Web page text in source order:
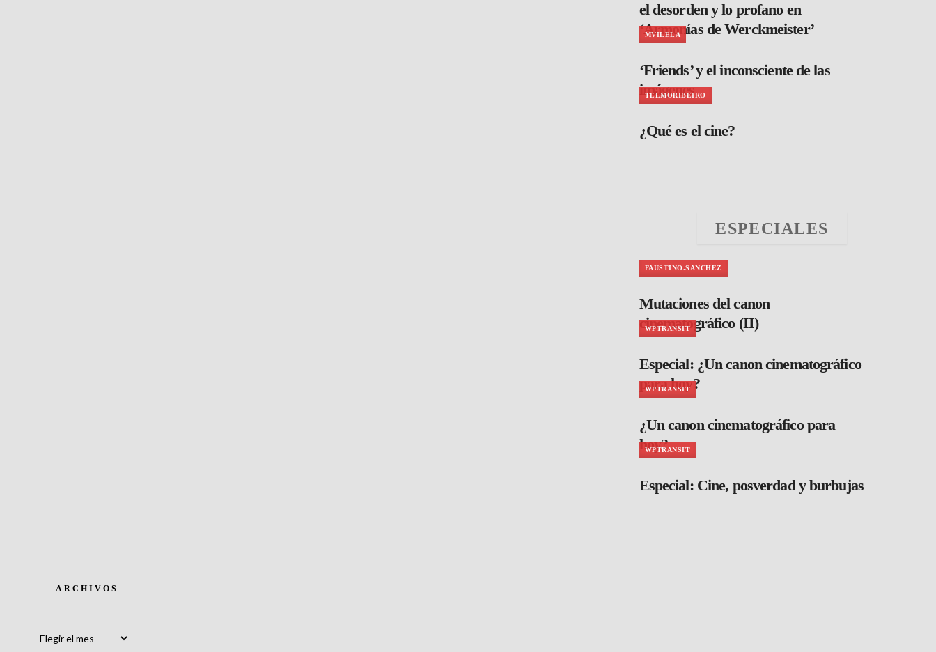
el desorden y lo profano en
‘Armonías de Werckmeister’
MVILELA
‘Friends’ y el inconsciente de las
imágenes
TELMORIBEIRO
¿Qué es el cine?
ESPECIALES
FAUSTINO.SANCHEZ
Mutaciones del canon
cinematográfico (II)
WPTRANSIT
Especial: ¿Un canon cinematográfico
para hoy?
WPTRANSIT
¿Un canon cinematográfico para
hoy?
WPTRANSIT
Especial: Cine, posverdad y burbujas
ARCHIVOS